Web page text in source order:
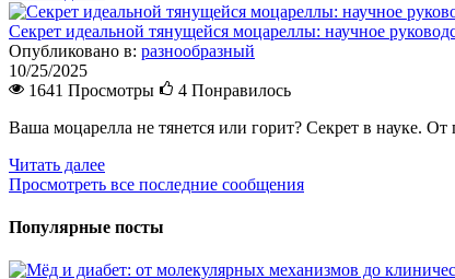
Секрет идеальной тянущейся моцареллы: научное
Опубликовано в: разнообразный
10/25/2025
1641 Просмотры
4 Понравилось
Ваша моцарелла не тянется или горит? Секрет в науке.
Читать далее
Просмотреть все последние сообщения
Популярные посты